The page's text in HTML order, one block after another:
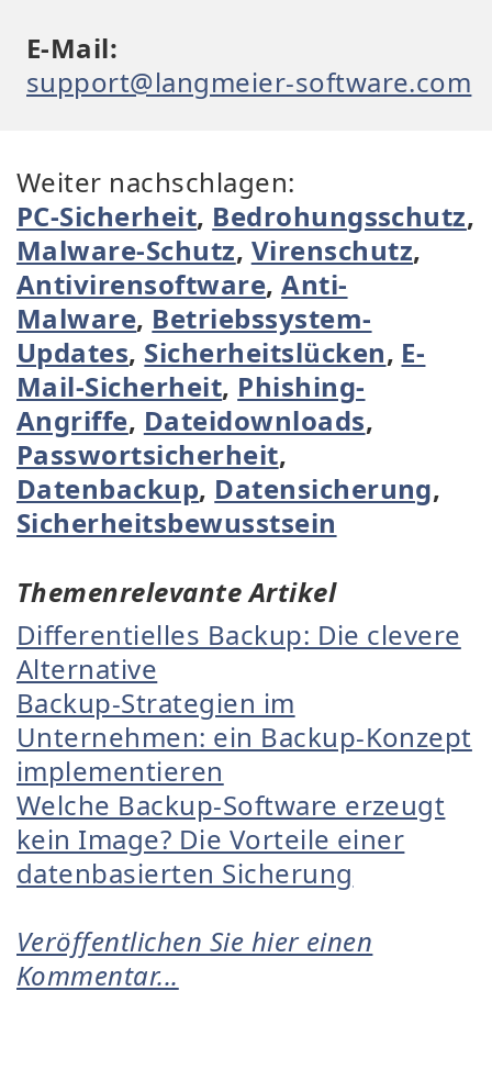
E-Mail:
support@langmeier-software.com
Weiter nachschlagen:
PC-Sicherheit, Bedrohungsschutz,
Malware-Schutz, Virenschutz,
Antivirensoftware,Anti-
Malware, Betriebssystem-
Updates, Sicherheitslücken, E-
Mail-Sicherheit, Phishing-
Angriffe, Dateidownloads,
Passwortsicherheit,
Datenbackup, Datensicherung,
Sicherheitsbewusstsein
Themenrelevante Artikel
Differentielles Backup: Die clevere
Alternative
Backup-Strategien im
Unternehmen: ein Backup-Konzept
implementieren
Welche Backup-Software erzeugt
kein Image? Die Vorteile einer
datenbasierten Sicherung
Veröffentlichen Sie hier einen
Kommentar...